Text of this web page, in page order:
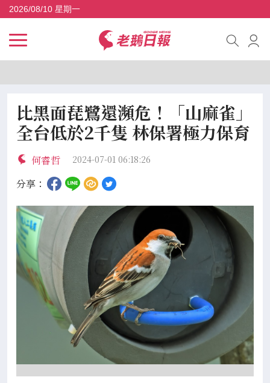
2026/08/10 星期一
比黑面琵鷺還瀕危！「山麻雀」
全台低於2千隻 林保署極力保育
何睿哲 2024-07-01 06:18:26
分享：